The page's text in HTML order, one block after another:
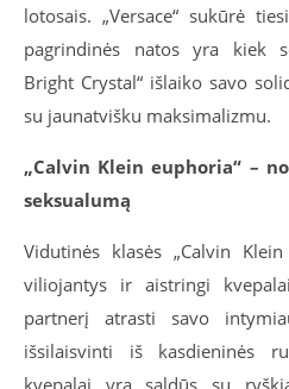
lotosais. „Versace“ sukūrė
pagrindinės natos yra kiek
Bright Crystal“ išlaiko savo
su jaunatvišku maksimalizmu.
„Calvin Klein euphoria“ –
seksualumą
Vidutinės klasės „Calvin
viliojantys ir aistringi
partnerį atrasti savo
išsilaisvinti iš kasdieninės